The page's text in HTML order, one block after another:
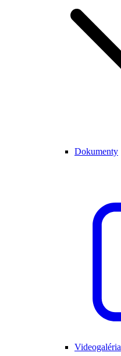
Dokumenty
Videogaléria